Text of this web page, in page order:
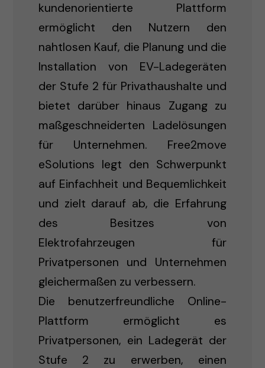
kundenorientierte Plattform
ermöglicht den Nutzern den
nahtlosen Kauf, die Planung und die
Installation von EV-Ladegeräten
der Stufe 2 für Privathaushalte und
bietet darüber hinaus Zugang zu
maßgeschneiderten Ladelösungen
für Unternehmen. Free2move
eSolutions legt den Schwerpunkt
auf Einfachheit und Bequemlichkeit
und zielt darauf ab, die Erfahrung
des Besitzes von
Elektrofahrzeugen für
Privatpersonen und Unternehmen
gleichermaßen zu verbessern.
Die benutzerfreundliche Online-
Plattform ermöglicht es
Privatpersonen, ein Ladegerät der
Stufe 2 zu erwerben, einen